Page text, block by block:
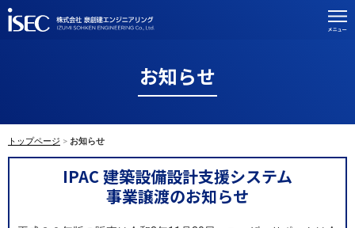
お知らせ
トップページ お知らせ
IPAC 建築設備設計支援システム
事業譲渡のお知らせ